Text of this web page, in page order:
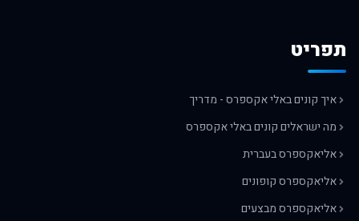
תפריט
איך קונים באלי אקספרס - מדריך
מה ישראלים קונים באלי אקספרס
אליאקספרס בעברית
אליאקספרס קופונים
אליאקספרס מבצעים